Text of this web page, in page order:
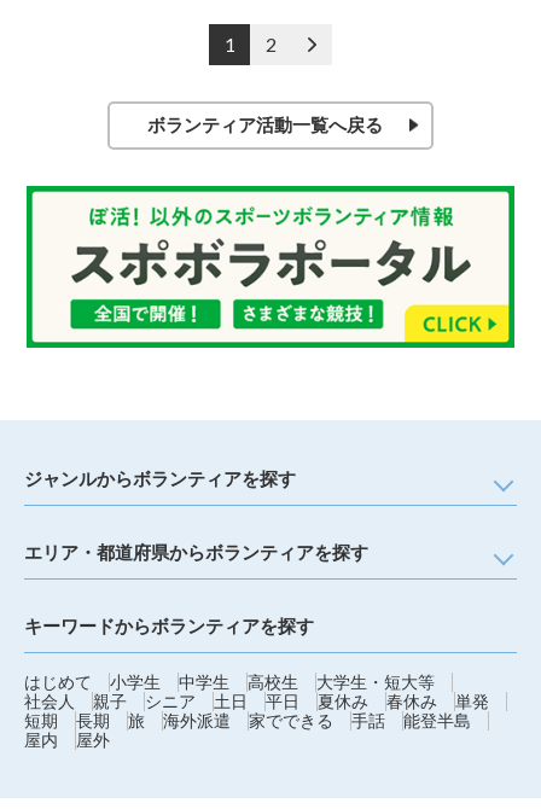
1 2 >
ボランティア活動一覧へ戻る
ジャンルからボランティアを探す
エリア・都道府県からボランティアを探す
キーワードからボランティアを探す
はじめて 小学生 中学生 高校生
大学生・短大等
社会人
親子 シニア 土日 平日 夏休み 春休み
単発
短期
長期 旅 海外派遣 家でできる 手話
能登半島
屋内
屋外